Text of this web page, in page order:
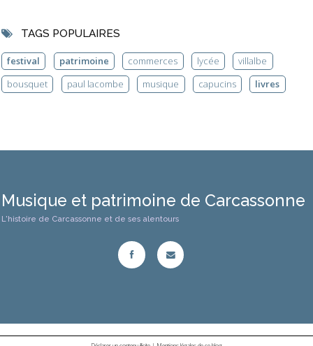
TAGS POPULAIRES
festival patrimoine commerces lycée
villalbe
bousquet
paul lacombe musique capucins livres
Musique et patrimoine de Carcassonne
L'histoire de Carcassonne et de ses alentours